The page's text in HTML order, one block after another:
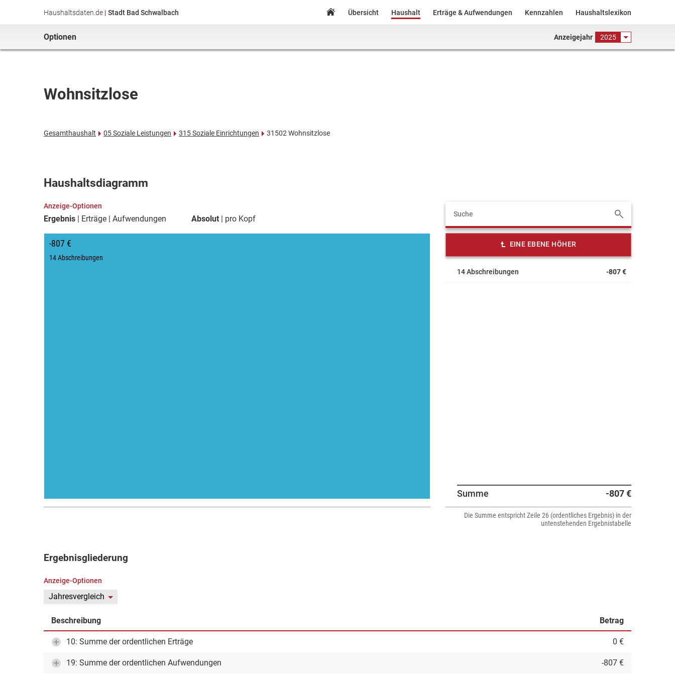
Haushaltsdaten.de | Stadt Bad Schwalbach Übersicht Haushalt Erträge & Aufwendungen Kennzahlen Haushaltslexikon
Optionen Anzeigejahr 2025
Wohnsitzlose
Gesamthaushalt 05 Soziale Leistungen 315 Soziale Einrichtungen 31502 Wohnsitzlose
Haushaltsdiagramm
Anzeige-Optionen
Ergebnis Erträge Aufwendungen Absolut pro Kopf
-807 €
14 Abschreibungen
EINE EBENE HÖHER
14 Abschreibungen -807 €
Summe -807 €
Die Summe entspricht Zeile 26 (ordentliches Ergebnis) in der
untenstehenden Ergebnistabelle
Ergebnisgliederung
Anzeige-Optionen
Jahresvergleich
Beschreibung Betrag
10: Summe der ordentlichen Erträge 0 €
19: Summe der ordentlichen Aufwendungen -807 €